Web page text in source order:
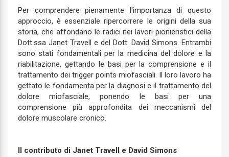
Per comprendere pienamente l'importanza di questo
approccio, è essenziale ripercorrere le origini della sua
storia, che affondano le radici nei lavori pionieristici della
Dott.ssa Janet Travell e del Dott. David Simons. Entrambi
sono stati fondamentali per la medicina del dolore e la
riabilitazione, gettando le basi per la comprensione e il
trattamento dei trigger points miofasciali. Il loro lavoro ha
gettato le fondamenta per la diagnosi e il trattamento del
dolore miofasciale, ponendo le basi per una
comprensione più approfondita dei meccanismi del
dolore muscolare cronico.
Il contributo di Janet Travell e David Simons